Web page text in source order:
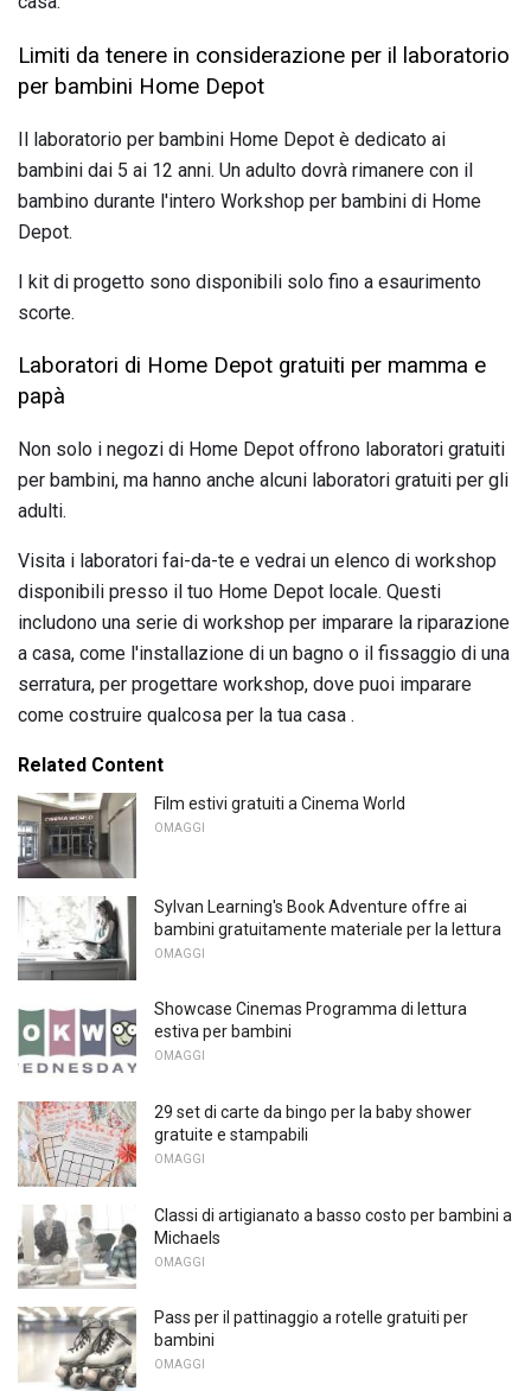
Limiti da tenere in considerazione per il laboratorio
per bambini Home Depot
Il laboratorio per bambini Home Depot è dedicato ai
bambini dai 5 ai 12 anni. Un adulto dovrà rimanere con il
bambino durante l'intero Workshop per bambini di Home
Depot.
I kit di progetto sono disponibili solo fino a esaurimento
scorte.
Laboratori di Home Depot gratuiti per mamma e
papà
Non solo i negozi di Home Depot offrono laboratori gratuiti
per bambini, ma hanno anche alcuni laboratori gratuiti per gli
adulti.
Visita i laboratori fai-da-te e vedrai un elenco di workshop
disponibili presso il tuo Home Depot locale. Questi
includono una serie di workshop per imparare la riparazione
a casa, come l'installazione di un bagno o il fissaggio di una
serratura, per progettare workshop, dove puoi imparare
come costruire qualcosa per la tua casa .
Related Content
Film estivi gratuiti a Cinema World
OMAGGI
Sylvan Learning's Book Adventure offre ai
bambini gratuitamente materiale per la lettura
OMAGGI
Showcase Cinemas Programma di lettura
estiva per bambini
OMAGGI
29 set di carte da bingo per la baby shower
gratuite e stampabili
OMAGGI
Classi di artigianato a basso costo per bambini a
Michaels
OMAGGI
Pass per il pattinaggio a rotelle gratuiti per
bambini
OMAGGI